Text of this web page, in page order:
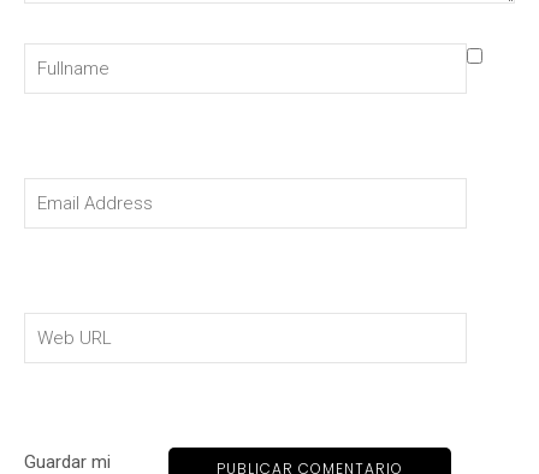
Guardar mi